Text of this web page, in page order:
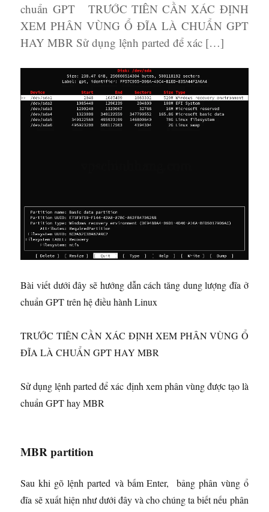
chuẩn GPT TRƯỚC TIÊN CẦN XÁC ĐỊNH
XEM PHÂN VÙNG Ổ ĐĨA LÀ CHUẨN GPT
HAY MBR Sử dụng lệnh parted để xác […]
Bài viết dưới đây sẽ hướng dẫn cách tăng dung lượng đĩa ở
chuẩn GPT trên hệ điều hành Linux
TRƯỚC TIÊN CẦN XÁC ĐỊNH XEM PHÂN VÙNG Ổ
ĐĨA LÀ CHUẨN GPT HAY MBR
Sử dụng lệnh parted để xác định xem phân vùng được tạo là
chuẩn GPT hay MBR
MBR partition
Sau khi gõ lệnh parted và bấm Enter, bảng phân vùng ổ
đĩa sẽ xuất hiện như dưới đây và cho chúng ta biết nếu phân